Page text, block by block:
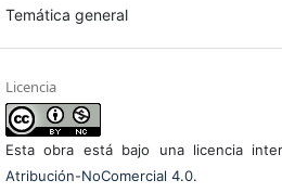
Temática general
Licencia
Esta obra está bajo una licencia
Atribución-NoComercial 4.0.